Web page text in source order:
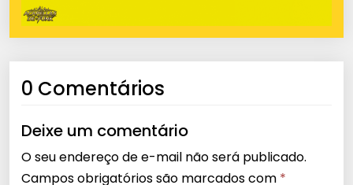
0 Comentários
Deixe um comentário
O seu endereço de e-mail não será publicado.
Campos obrigatórios são marcados com *